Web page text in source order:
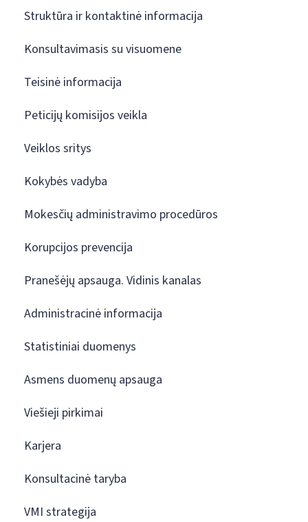
Struktūra ir kontaktinė informacija
Konsultavimasis su visuomene
Teisinė informacija
Peticijų komisijos veikla
Veiklos sritys
Kokybės vadyba
Mokesčių administravimo procedūros
Korupcijos prevencija
Pranešėjų apsauga. Vidinis kanalas
Administracinė informacija
Statistiniai duomenys
Asmens duomenų apsauga
Viešieji pirkimai
Karjera
Konsultacinė taryba
VMI strategija